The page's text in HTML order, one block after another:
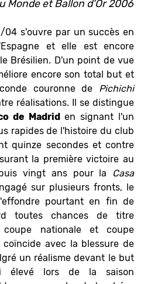
Monde et Ballon d'Or 2006
04 s'ouvre par un succès en
et elle est encore
Brésilien. D'un point de vue
encore son total but et
couronne de Pichichi
réalisations. Il se distingue
de Madriden signant l'un
rapides de l'histoire du club
quinze secondes et contre
la première victoire au
vingt ans pour la
Casa
sur plusieurs fronts, le
pourtant en fin de
toutes chances de titre
coupe nationale et coupe
coïncide avec la blessure de
un réalisme devant le but
élevé lors de la saison